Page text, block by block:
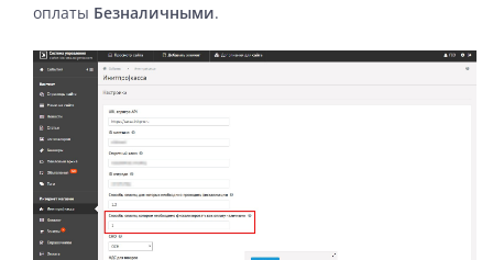
оплаты Безналичными.